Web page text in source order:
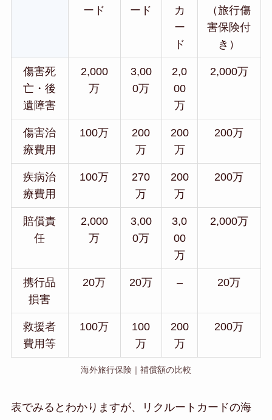
ード
ード
カ
ー
ド
（旅行傷
害保険付
き）
傷害死
亡・後
遺障害
2,000
万
3,00
0万
2,0
00
万
2,000万
傷害治
療費用
100万
200
万
200
万
200万
疾病治
療費用
100万
270
万
200
万
200万
賠償責
任
2,000
万
3,00
0万
3,0
00
万
2,000万
携行品
損害
20万 20万 – 20万
救援者
費用等
100万
100
万
200
万
200万
海外旅行保険｜補償額の比較
表でみるとわかりますが、リクルートカードの海